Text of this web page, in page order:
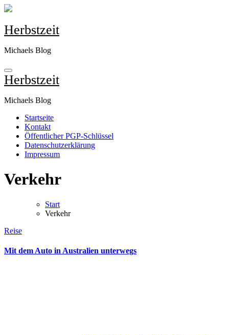
Zum
springen
Herbstzeit
Michaels Blog
Herbstzeit
Michaels Blog
Startseite
Kontakt
Öffentlicher PGP-Schlüssel
Datenschutzerklärung
Impressum
Verkehr
Start
Verkehr
Reise
Mit dem Auto in Australien unterwegs